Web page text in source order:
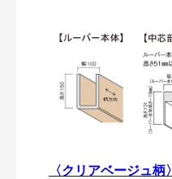
〈クリアベージュ柄〉